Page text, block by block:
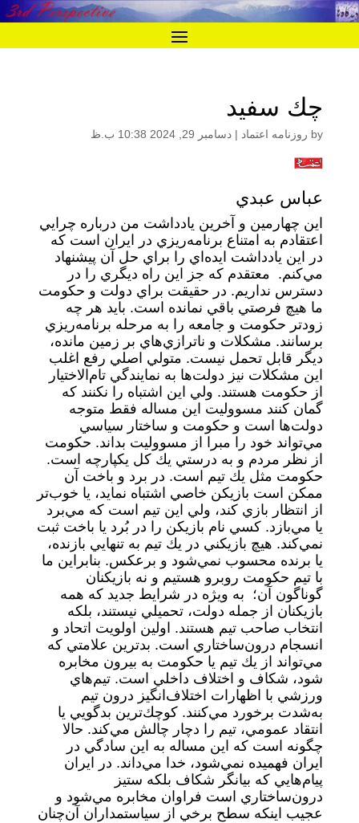
چك سفيد
by روزنامه اعتماد | دسامبر 29, 2024 10:38 ب.ظ
عباس عبدي
اين چهارمين و آخرين يادداشت من درباره چرايي
اعتقادم به امتناع برنامه‌ريزي در ايران است كه
در اين يادداشت ايده‌اي را براي حل آن پيشنهاد
مي‌كنم. معتقدم كه جز اين راه ديگري را در
دسترس نداريم. در حقيقت براي دولت و حكومت
ما هيچ فرصتي باقي نمانده است. بايد هر چه
زودتر حكومت و جامعه را به مرحله برنامه‌ريزي
برسانند. مشكلات و ناترازي‌هاي بر زمين مانده،
ديگر قابل تحمل نيست. متولي اصلي رفع اغلب
اين مشكلات نيز دولت‌ها به نمايندگي تام‌الاختيار
از حكومت هستند. ولي اين اشتباه را نكنند كه
گمان کنند مسووليت اين مساله فقط متوجه
دولت‌ها است و حكومت و ساختار سياسي
مي‌تواند خود را مبرا از مسووليت بداند. حكومت
از نظر مردم و به درستي يك كل يكپارچه است.
حكومت مثل يك تيم است. در برد و باخت آن
ممكن است بازيكن خاصي اشتباه نمايد، يا خوب‌تر
از انتظار بازي كند، ولي اين تيم است كه مي‌برد
يا مي‌بازد. كسي نام بازيكن را در بُرد يا باخت ثبت
نمي‌كند. هيچ بازيكني در يك تيم به تنهايي بازنده،
يا برنده محسوب نمي‌شود و برعكس. بنابراين ما
با تيم حكومت روبرو هستيم و نه بازيكنان
گوناگون آن؛ به ويژه در شرايط جديد كه همه
بازيكنان از جمله دولت، تحميلي نيستند، بلكه
انتخاب صاحب تيم هستند. اولين اولويت اتحاد و
انسجام درون‌ساختاري است. بدترين علامتي كه
مي‌تواند از يك تيم يا حكومت به بيرون مخابره
شود، شكاف و اختلاف داخلي است. تيم‌هاي
ورزشي با اظهارات اختلاف‌انگيز درون تيم
به‌شدت برخورد مي‌كنند. كوچك‌ترين بدگويي يا
انتقاد عمومي، تيم را دچار چالش مي‌كند. حالا
چگونه است كه اين مساله به اين سادگي در
ايران فهميده نمي‌شود، خدا مي‌داند. در ايران
پيام‌هايي كه بيانگر شكاف بلكه ستيز
درون‌ساختاري است فراوان مخابره مي‌شود و
عجيب اينكه سطح برخي از سياستمداران آن‌چنان